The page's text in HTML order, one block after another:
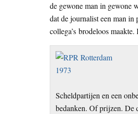
de gewone man in gewone
dat de journalist een man
collega’s brodeloos
Scheldpartijen en een
bedanken. Of prijzen. De